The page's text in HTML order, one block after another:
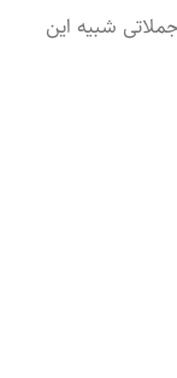
شبیه این